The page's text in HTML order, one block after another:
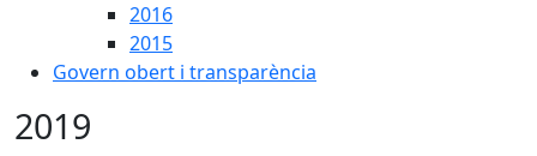
2016
2015
Govern obert i transparència
2019